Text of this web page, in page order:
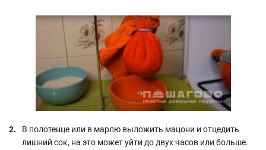
В полотенце или в марлю выложить мацони и отцедить
лишний сок, на это может уйти до двух часов или больше.